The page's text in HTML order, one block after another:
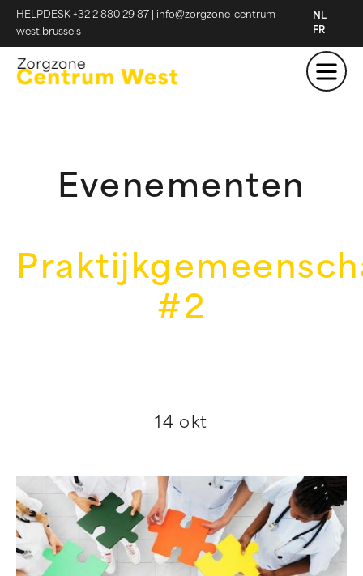
HELPDESK +32 2 880 29 87
info@zorgzone-centrum-
west.brussels
NL
FR
Evenementen
#2
14 okt